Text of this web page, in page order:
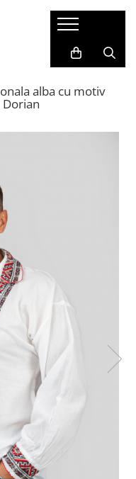
alba cu motiv